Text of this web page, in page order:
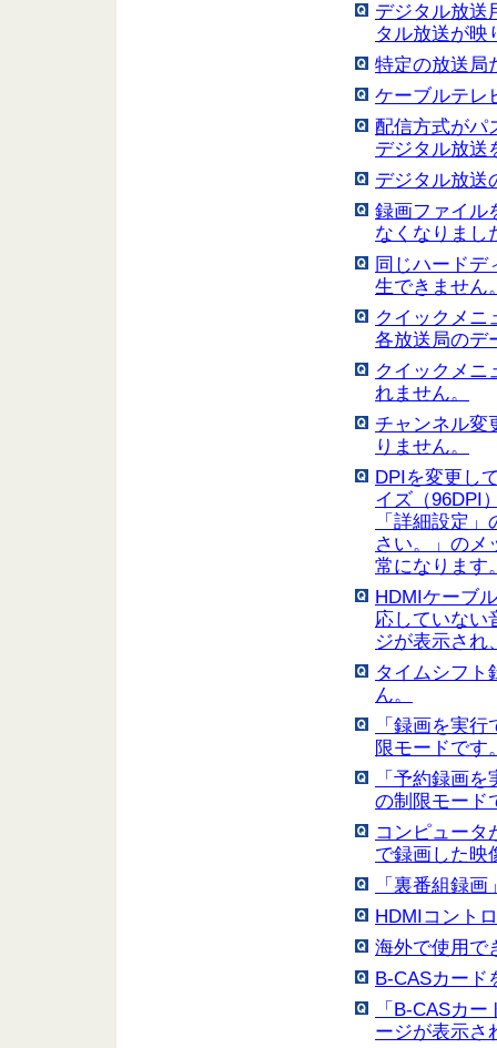
デジタル放送
タル放送が映
特定の放送局
ケーブルテレ
配信方式がパ
デジタル放送
デジタル放送
録画ファイル
なくなりまし
同じハードデ
生できません
クイックメニ
各放送局のデ
クイックメニ
れません。
チャンネル変
りません。
DPIを変更し
イズ（96DPI
「詳細設定
さい。」のメ
常になります
HDMIケーブ
応していない
ジが表示され
タイムシフト
ん。
「録画を実
限モードです
「予約録画
の制限モード
コンピュータ
で録画した映
「裏番組録
HDMIコント
海外で使用で
B-CASカード
「B-CASカ
ージが表示さ